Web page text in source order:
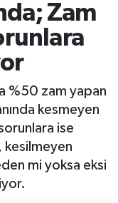
Zam
%50 zam yapan
kesmeyen
ise
kesilmeyen
mi yoksa eksi